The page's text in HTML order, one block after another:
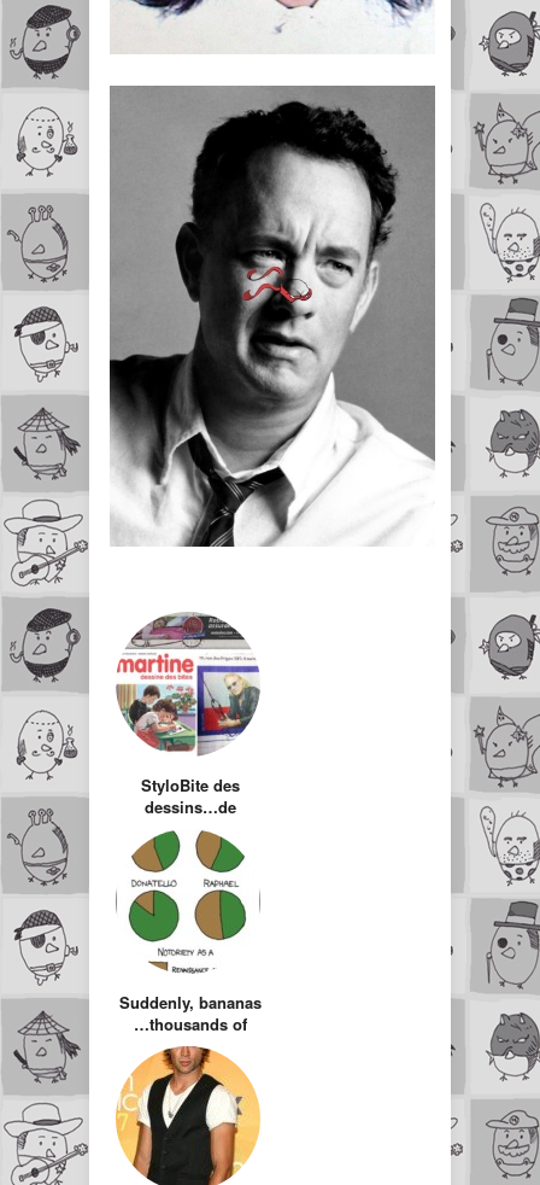
StyloBite des
dessins…de
bites…(hors
contexte)
Suddenly, bananas
…thousands of
them!